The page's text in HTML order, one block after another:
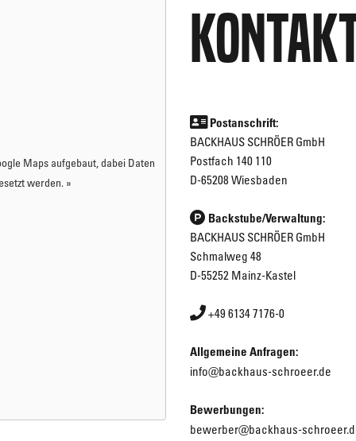
Mapsaufgebaut, dabei Daten
werden. »
Postanschrift:
BACKHAUS SCHRÖER GmbH
Postfach 140 110
D-65208 Wiesbaden
Backstube/Verwaltung:
BACKHAUS SCHRÖER GmbH
Schmalweg 48
D-55252 Mainz-Kastel
+49 6134 7176-0
Allgemeine Anfragen:
info@backhaus-schroeer.de
Bewerbungen:
bewerber@backhaus-